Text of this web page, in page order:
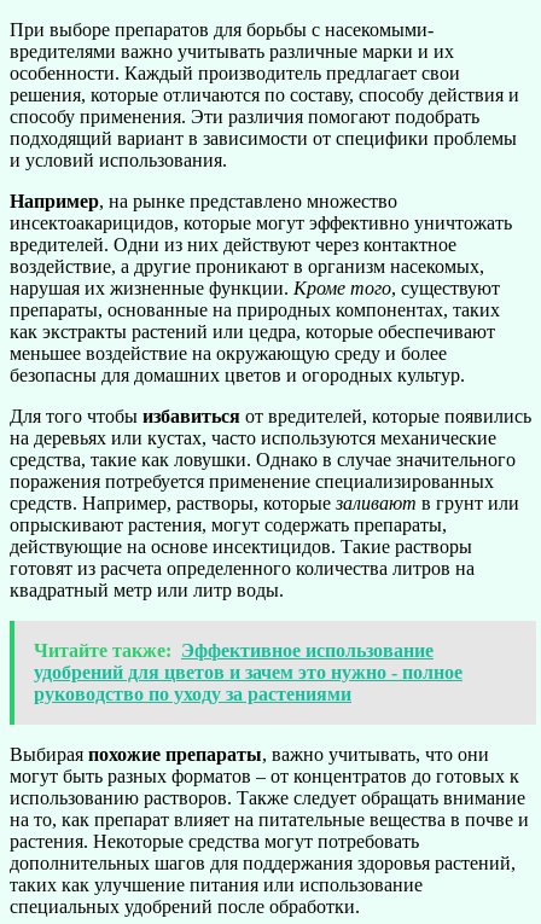
При выборе препаратов для борьбы с насекомыми-
вредителями важно учитывать различные марки и их
особенности. Каждый производитель предлагает свои
решения, которые отличаются по составу, способу действия и
способу применения. Эти различия помогают подобрать
подходящий вариант в зависимости от специфики проблемы
и условий использования.
Например, на рынке представлено множество
инсектоакарицидов, которые могут эффективно уничтожать
вредителей. Одни из них действуют через контактное
воздействие, а другие проникают в организм насекомых,
нарушая их жизненные функции. Кроме того, существуют
препараты, основанные на природных компонентах, таких
как экстракты растений или цедра, которые обеспечивают
меньшее воздействие на окружающую среду и более
безопасны для домашних цветов и огородных культур.
Для того чтобы избавиться от вредителей, которые появились
на деревьях или кустах, часто используются механические
средства, такие как ловушки. Однако в случае значительного
поражения потребуется применение специализированных
средств. Например, растворы, которыезаливают в грунт или
опрыскивают растения, могут содержать препараты,
действующие на основе инсектицидов. Такие растворы
готовят из расчета определенного количества литров на
квадратный метр или литр воды.
Читайте также: Эффективное использование
удобрений для цветов и зачем это нужно - полное
руководство по уходу за растениями
Выбирая похожие препараты, важно учитывать, что они
могут быть разных форматов – от концентратов до готовых к
использованию растворов. Также следует обращать внимание
на то, как препарат влияет на питательные вещества в почве и
растения. Некоторые средства могут потребовать
дополнительных шагов для поддержания здоровья растений,
таких как улучшение питания или использование
специальных удобрений после обработки.